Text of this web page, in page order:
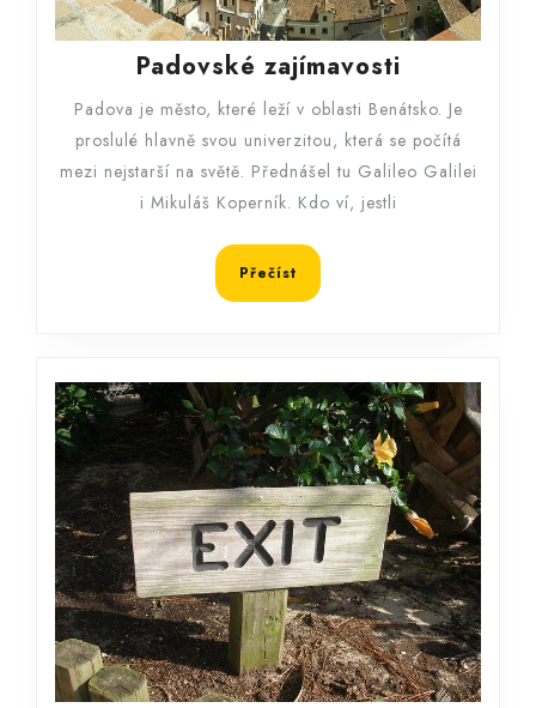
Padovské zajímavosti
zajímavosti
Padova je město, které leží v oblasti Benátsko. Je
proslulé hlavně svou univerzitou, která se počítá
mezi nejstarší na světě. Přednášel tu Galileo Galilei
i Mikuláš Koperník. Kdo ví, jestli
Přečíst Přečíst